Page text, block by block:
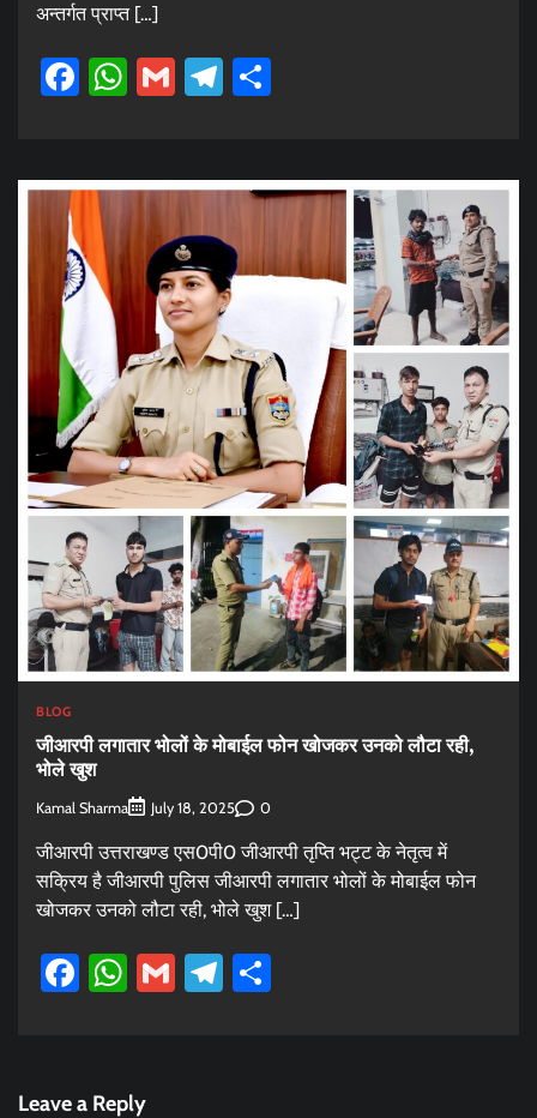
अन्तर्गत प्राप्त […]
Facebook
WhatsApp
GmailTelegram
BLOG
जीआरपी लगातार भोलों के मोबाईल फोन खोजकर उनको लौटा रही,
भोले खुश
Kamal Sharma July 18, 2025 0
जीआरपी उत्तराखण्ड एस0पी0 जीआरपी तृप्ति भट्ट के नेतृत्व में
सक्रिय है जीआरपी पुलिस जीआरपी लगातार भोलों के मोबाईल फोन
खोजकर उनको लौटा रही, भोले खुश […]
Facebook
WhatsApp
GmailTelegram
Leave a Reply